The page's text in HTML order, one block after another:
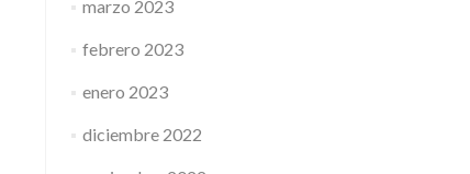
marzo 2023
febrero 2023
enero 2023
diciembre 2022